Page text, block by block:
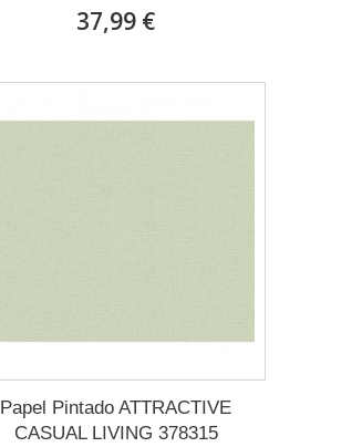
37,99 €
Papel Pintado ATTRACTIVE
CASUAL LIVING 378315